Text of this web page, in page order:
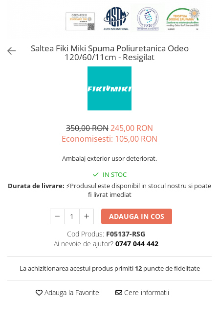
Figurine jucarii mici
Jucarii electronice
Saltea Fiki Miki Spuma Poliuretanica Odeo
120/60/11cm - Resigilat
350,00 RON245,00 RON
Economisesti: 105,00 RON
Ambalaj exterior usor deteriorat.
IN STOC
Durata de livrare: ⚡Produsul este disponibil in stocul nostru si poate
fi livrat imediat
ADAUGA IN COS
Cod Produs: F05137-RSG
Ai nevoie de ajutor? 0747 044 442
La achizitionarea acestui produs primiti 12puncte de fidelitate
Adauga la Favorite Cere informatii